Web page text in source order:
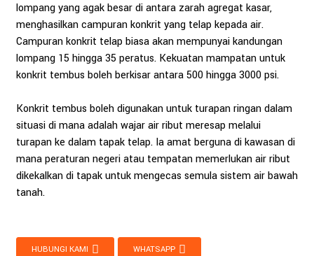
lompang yang agak besar di antara zarah agregat kasar,
menghasilkan campuran konkrit yang telap kepada air.
Campuran konkrit telap biasa akan mempunyai kandungan
lompang 15 hingga 35 peratus. Kekuatan mampatan untuk
konkrit tembus boleh berkisar antara 500 hingga 3000 psi.
Konkrit tembus boleh digunakan untuk turapan ringan dalam
situasi di mana adalah wajar air ribut meresap melalui
turapan ke dalam tapak telap. Ia amat berguna di kawasan di
mana peraturan negeri atau tempatan memerlukan air ribut
dikekalkan di tapak untuk mengecas semula sistem air bawah
tanah.
HUBUNGI KAMI WHATSAPP